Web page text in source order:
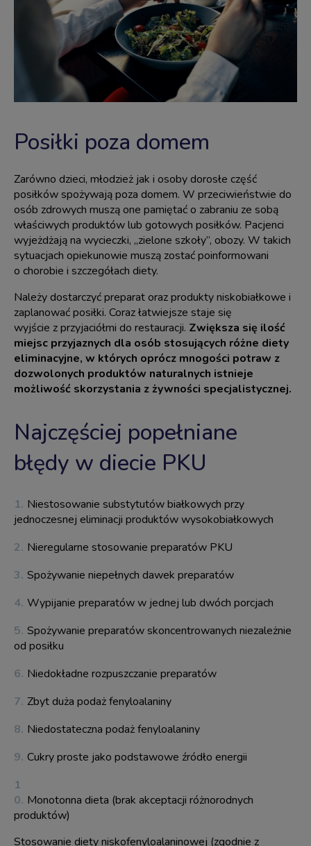
Posiłki poza domem
Zarówno dzieci, młodzież jak i osoby dorosłe część
posiłków spożywają poza domem. W przeciwieństwie do
osób zdrowych muszą one pamiętać o zabraniu ze sobą
właściwych produktów lub gotowych posiłków. Pacjenci
wyjeżdżają na wycieczki, „zielone szkoły”, obozy. W takich
sytuacjach opiekunowie muszą zostać poinformowani
o chorobie i szczegółach diety.
Należy dostarczyć preparat orazprodukty niskobiałkowe i
zaplanować posiłki. Coraz łatwiejsze staje się
wyjście z przyjaciółmi do restauracji. Zwiększa się ilość
miejsc przyjaznych dla osób stosujących różne diety
eliminacyjne, w których oprócz mnogości potraw z
dozwolonych produktów naturalnych istnieje
możliwość skorzystania z żywności specjalistycznej.
Najczęściej popełniane
błędy w diecie PKU
Niestosowanie substytutów białkowych przy
jednoczesnej eliminacji produktów wysokobiałkowych
Nieregularne stosowanie preparatów PKU
Spożywanie niepełnych dawek preparatów
Wypijanie preparatów w jednej lub dwóch porcjach
Spożywanie preparatów skoncentrowanych niezależnie
od posiłku
Niedokładne rozpuszczanie preparatów
Zbyt duża podaż fenyloalaniny
Niedostateczna podaż fenyloalaniny
Cukry proste jako podstawowe źródło energii
Monotonna dieta (brak akceptacji różnorodnych
produktów)
Stosowanie diety niskofenyloalaninowej (zgodnie z